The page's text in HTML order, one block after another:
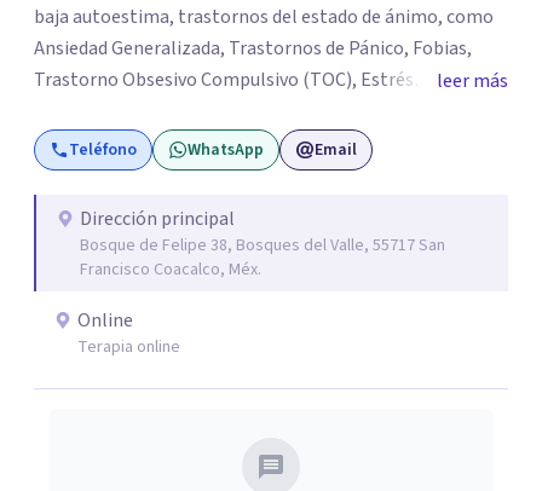
baja autoestima, trastornos del estado de ánimo, como
Ansiedad Generalizada, Trastornos de Pánico, Fobias,
Trastorno Obsesivo Compulsivo (TOC), Estrés
Hiperactividad o sin hiperactividad (TDAH) en
adolescentes y adultos, situaciones de duelo o pérdidas
significativas. Mi objetivo es brindar un espacio seguro,
empático y de confianza, donde cada persona pueda
expresar lo que está viviendo y encontrar herramientas
para comprenderse mejor y afrontar sus desafíos.
Acompaño procesos de desarrollo personal,
fortalecimiento de habilidades emocionales y
construcción de recursos para mejorar la calidad de vida.
leer más
Teléfono WhatsApp Email
Dirección principal
Bosque de Felipe 38, Bosques del Valle, 55717 San
Francisco Coacalco, Méx.
Online
Terapia online